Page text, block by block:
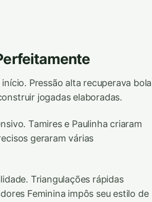
Pressão alta recuperava bola
jogadas elaboradas.
Tamires e Paulinha criaram
geraram várias
Triangulações rápidas
Feminina impôs seu estilo de